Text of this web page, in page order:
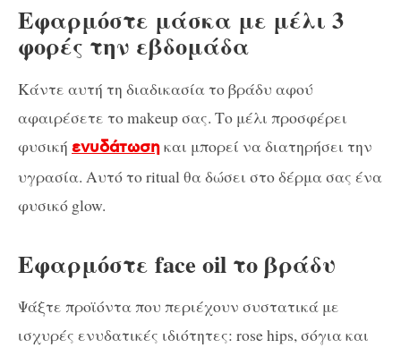
Εφαρμόστε μάσκα με μέλι 3
φορές την εβδομάδα
Κάντε αυτή τη διαδικασία το βράδυ αφού
αφαιρέσετε το makeup σας. Το μέλι προσφέρει
φυσική ενυδάτωσηκαι μπορεί να διατηρήσει την
υγρασία. Αυτό το ritual θα δώσει στο δέρμα σας ένα
φυσικό glow.
Εφαρμόστε face oil το βράδυ
Ψάξτε προϊόντα που περιέχουν συστατικά με
ισχυρές ενυδατικές ιδιότητες: rose hips, σόγια και